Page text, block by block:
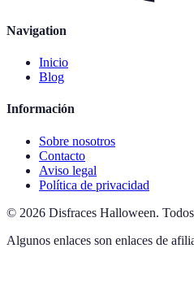
Navigation
Inicio
Blog
Información
Sobre nosotros
Contacto
Aviso legal
Política de privacidad
© 2026 Disfraces Halloween.
Algunos enlaces son enlaces de